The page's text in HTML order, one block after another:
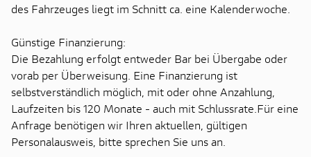
des Fahrzeuges liegt im Schnitt ca. eine Kalenderwoche.
Günstige Finanzierung:
Die Bezahlung erfolgt entweder Bar bei Übergabe oder
vorab per Überweisung. Eine Finanzierung ist
selbstverständlich möglich, mit oder ohne Anzahlung,
Laufzeiten bis 120 Monate - auch mit Schlussrate.Für eine
Anfrage benötigen wir Ihren aktuellen, gültigen
Personalausweis, bitte sprechen Sie uns an.